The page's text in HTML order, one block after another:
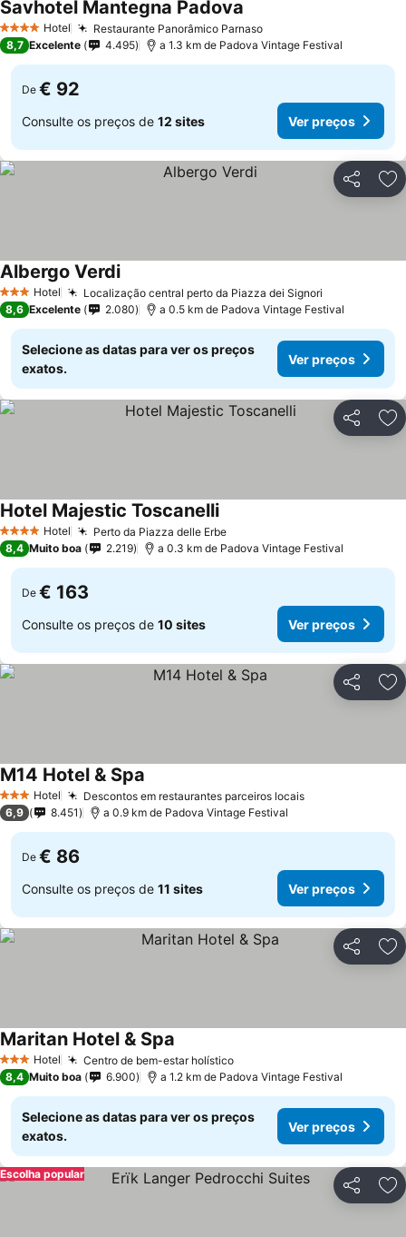
4 EstrelasHotel Restaurante Panorâmico Parnaso
Savhotel Mantegna Padova
8,7 Excelente 4.495 a 1.3 km de Padova Vintage Festival
De € 92
Consulte os preços de 12 sites Ver preços
Partilhar
3 EstrelasHotel Localização central perto da Piazza dei Signori
Albergo Verdi
8,6 Excelente 2.080 a 0.5 km de Padova Vintage Festival
Selecione as datas para ver os preços
exatos.
Ver preços
Partilhar
4 EstrelasHotel Perto da Piazza delle Erbe
Hotel Majestic Toscanelli
8,4 Muito boa 2.219 a 0.3 km de Padova Vintage Festival
De € 163
Consulte os preços de 10 sites Ver preços
Partilhar
3 EstrelasHotel Descontos em restaurantes parceiros locais
M14 Hotel & Spa
6,9 8.451 a 0.9 km de Padova Vintage Festival
De € 86
Consulte os preços de 11 sites Ver preços
Partilhar
3 EstrelasHotel Centro de bem-estar holístico
Maritan Hotel & Spa
8,4 Muito boa 6.900 a 1.2 km de Padova Vintage Festival
Selecione as datas para ver os preços
exatos.
Ver preços
Partilhar
Escolha popular